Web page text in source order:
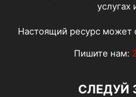
услугах
Настоящий ресурс может
Пишите нам:
СЛЕДУЙ